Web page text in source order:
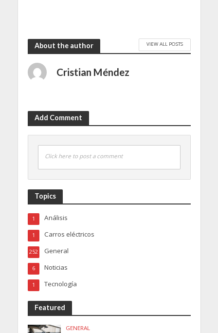
About the author VIEW ALL POSTS
Cristian Méndez
Add Comment
Click here to post a comment
Topics
Análisis
1
Carros eléctricos
1
General
252
Noticias
6
Tecnología
1
Featured
GENERAL